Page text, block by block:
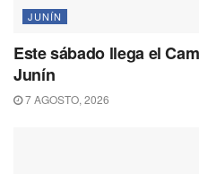
JUNÍN
Este sábado llega el
Junín
7 AGOSTO, 2026